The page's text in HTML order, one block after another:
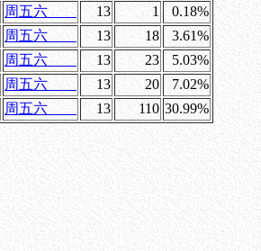
周五六 13 1
0.18%
周五六 13 18
3.61%
周五六 13 23
5.03%
周五六 13 20
7.02%
周五六 13 110 30.99%